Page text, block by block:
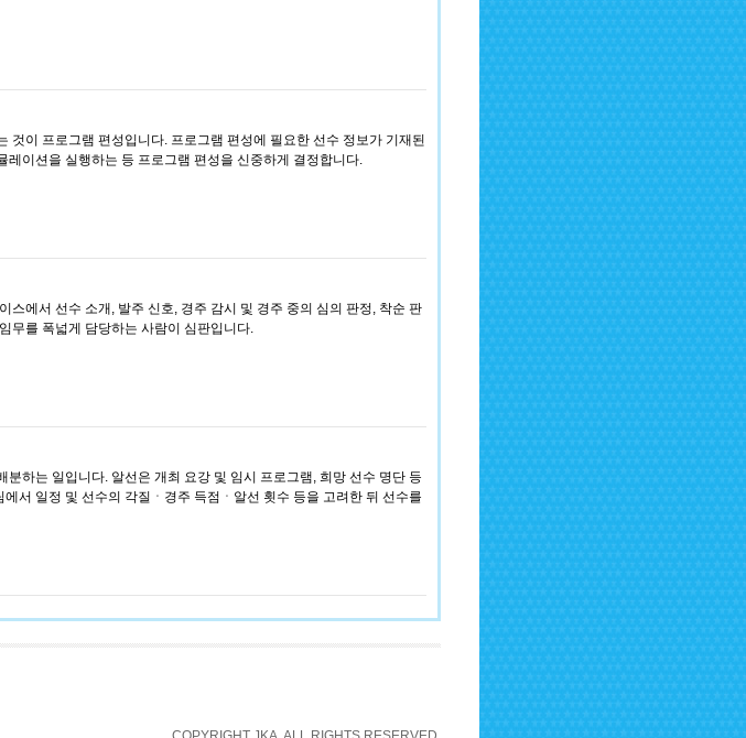
것이 프로그램 편성입니다. 프로그램 편성에 필요한 선수 정보가 기재된
레이션을 실행하는 등 프로그램 편성을 신중하게 결정합니다.
스에서 선수 소개, 발주 신호, 경주 감시 및 경주 중의 심의 판정, 착순 판
무를 폭넓게 담당하는 사람이 심판입니다.
분하는 일입니다. 알선은 개최 요강 및 임시 프로그램, 희망 선수 명단 등
서 일정 및 선수의 각질ㆍ경주 득점ㆍ알선 횟수 등을 고려한 뒤 선수를